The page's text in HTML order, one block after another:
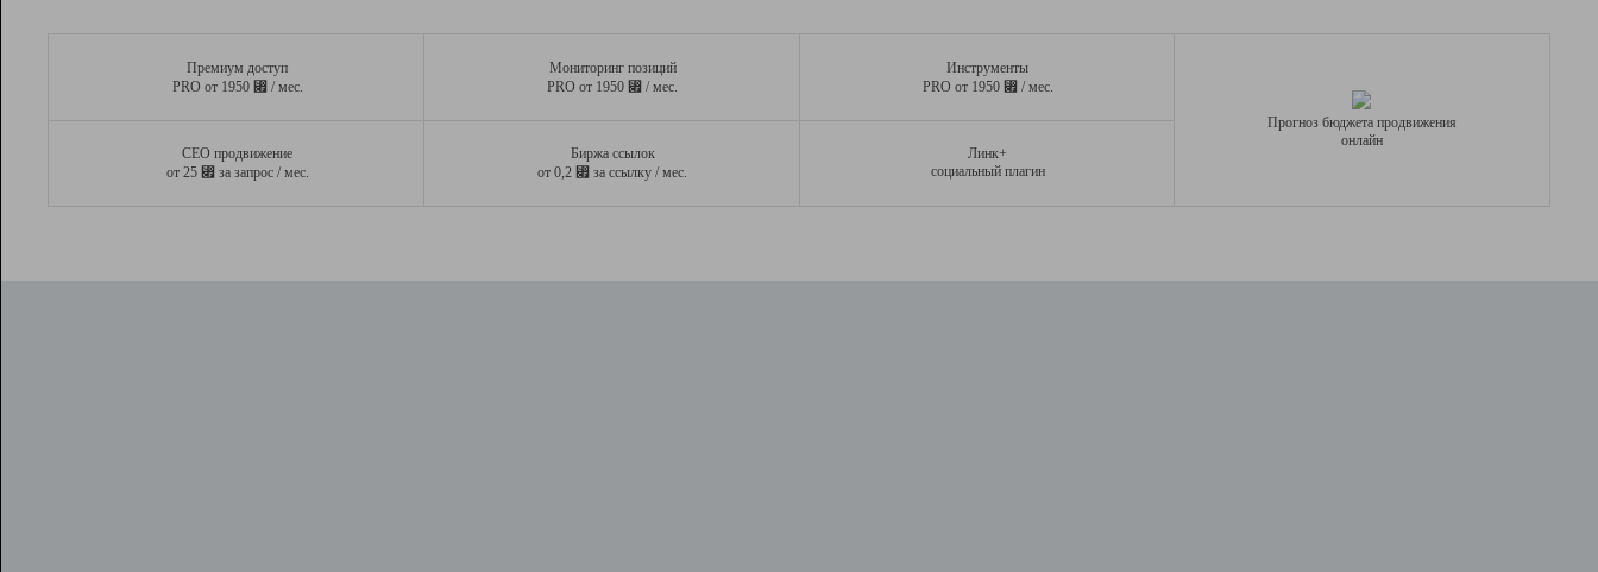
Премиум доступ
PRO от 1950 ⃏ / мес.
Мониторинг позиций
PRO от 1950 ⃏ / мес.
Инструменты
PRO от 1950 ⃏ / мес.
СЕО продвижение
от 25 ⃏ за запрос / мес.
Биржа ссылок
от 0,2 ⃏ за ссылку / мес.
Линк+
социальный плагин
Прогноз бюджета продвижения
онлайн